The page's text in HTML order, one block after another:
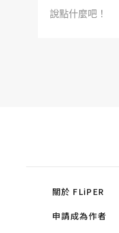
說點什麼吧！
關於 FLiPER
申請成為作者